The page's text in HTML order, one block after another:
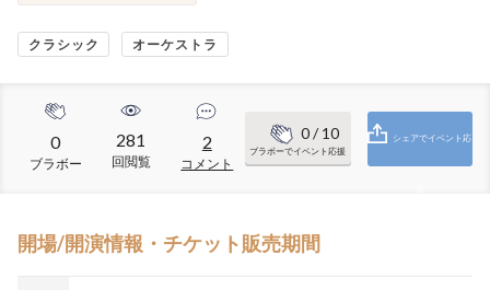
クラシック オーケストラ
0
ブラボー
281
回閲覧
2
コメント
0/ 10
ブラボーでイベント応援
シェアでイベント応
開場/開演情報・チケット販売期間